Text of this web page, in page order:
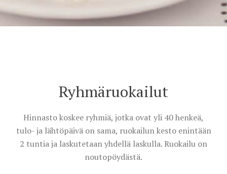
Ryhmäruokailut
Hinnasto koskee ryhmiä, jotka ovat yli 40 henkeä,
tulo- ja lähtöpäivä on sama, ruokailun kesto enintään
2 tuntia ja laskutetaan yhdellä laskulla. Ruokailu on
noutopöydästä.